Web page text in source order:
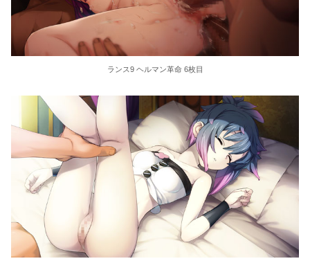
ランス9 ヘルマン革命 6枚目